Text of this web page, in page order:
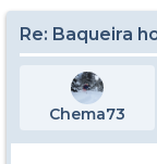
Re: Baqueira
Chema73